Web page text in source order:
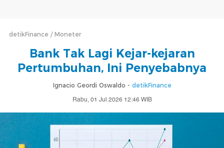
detikFinance Moneter
Bank Tak Lagi Kejar-kejaran
Pertumbuhan, Ini Penyebabnya
Ignacio Geordi Oswaldo - detikFinance
Rabu, 01 Jul 2026 12:46 WIB